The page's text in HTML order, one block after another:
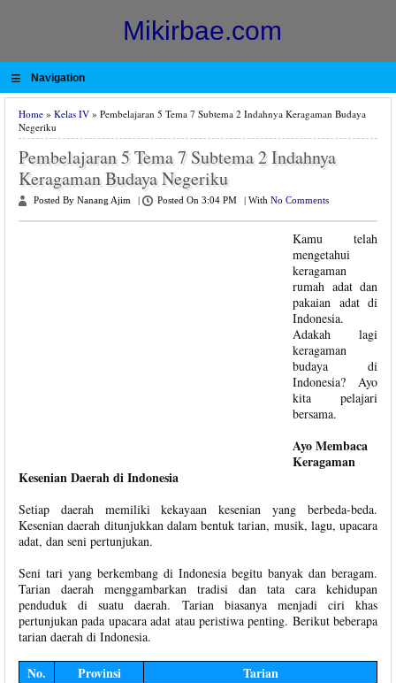
Mikirbae.com
≡ Navigation
Home » Kelas IV » Pembelajaran 5 Tema 7 Subtema 2 Indahnya Keragaman Budaya
Negeriku
Pembelajaran 5 Tema 7 Subtema 2 Indahnya
Keragaman Budaya Negeriku
Posted By Nanang Ajim Posted On 3:04 PM With No Comments
Kamu telah
mengetahui
keragaman
rumah adat dan
pakaian adat di
Indonesia.
Adakah lagi
keragaman
budaya di
Indonesia? Ayo
kita pelajari
bersama.
Ayo Membaca
Keragaman
Kesenian Daerah di Indonesia
Setiap daerah memiliki kekayaan kesenian yang berbeda-beda.
Kesenian daerah ditunjukkan dalam bentuk tarian, musik, lagu, upacara
adat, dan seni pertunjukan.
Seni tari yang berkembang di Indonesia begitu banyak dan beragam.
Tarian daerah menggambarkan tradisi dan tata cara kehidupan
penduduk di suatu daerah. Tarian biasanya menjadi ciri khas
pertunjukan pada upacara adat atau peristiwa penting. Berikut beberapa
tarian daerah di Indonesia.
No. Provinsi Tarian